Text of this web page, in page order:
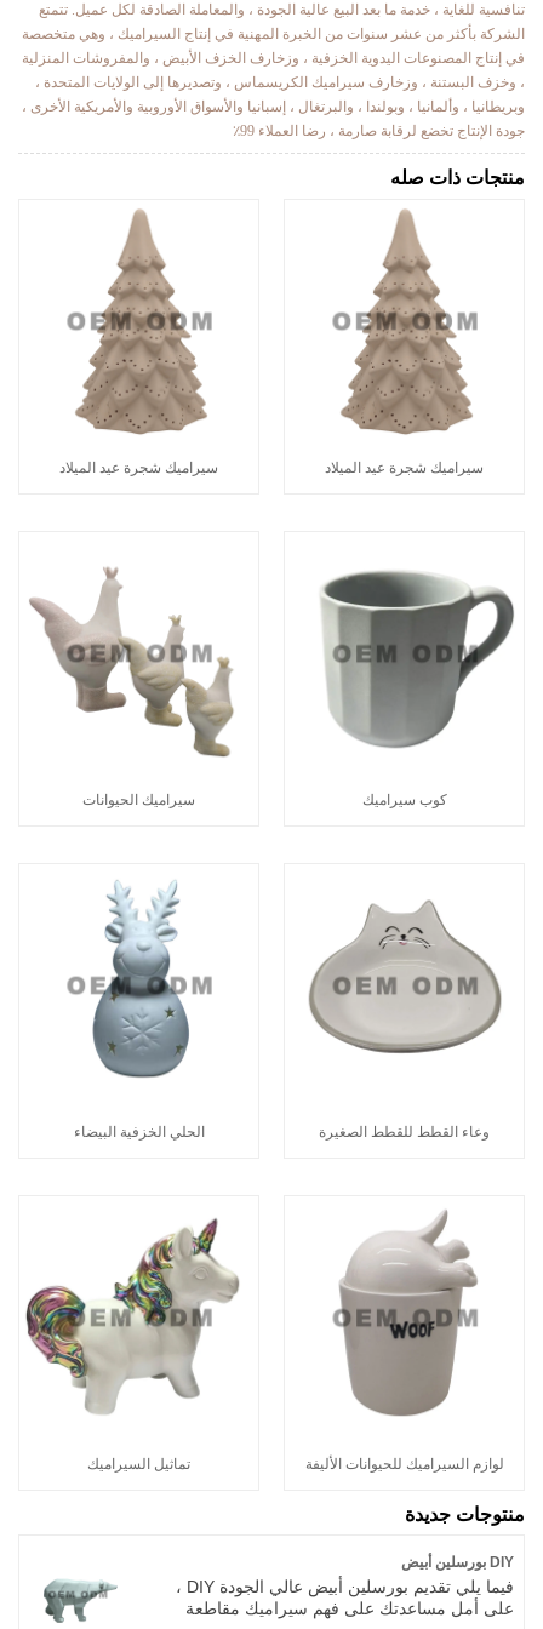
تنافسية للغاية ، خدمة ما بعد البيع عالية الجودة ، والمعاملة الصادقة لكل عميل. تتمتع
الشركة بأكثر من عشر سنوات من الخبرة المهنية في إنتاج السيراميك ، وهي متخصصة
في إنتاج المصنوعات اليدوية الخزفية ، وزخارف الخزف الأبيض ، والمفروشات المنزلية
، وخزف البستنة ، وزخارف سيراميك الكريسماس ، وتصديرها إلى الولايات المتحدة ،
وبريطانيا ، وألمانيا ، وبولندا ، والبرتغال ، إسبانيا والأسواق الأوروبية والأمريكية الأخرى ،
جودة الإنتاج تخضع لرقابة صارمة ، رضا العملاء 99٪
منتجات ذات صله
سيراميك شجرة عيد الميلاد سيراميك شجرة عيد الميلاد
كوب سيراميك سيراميك الحيوانات
وعاء القطط للقطط الصغيرة الحلي الخزفية البيضاء
لوازم السيراميك للحيوانات الأليفة تماثيل السيراميك
منتوجات جديدة
DIY بورسلين أبيض
فيما يلي تقديم بورسلين أبيض عالي الجودة DIY ،
على أمل مساعدتك على فهم سيراميك مقاطعة